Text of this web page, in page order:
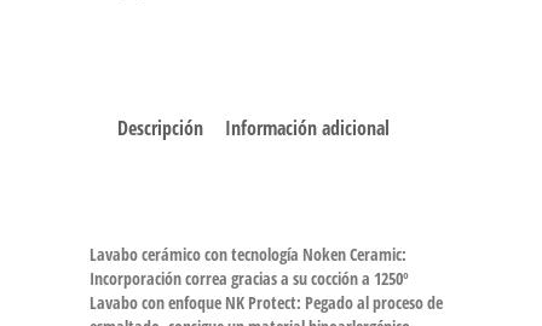
Descripción Información adicional
Lavabo cerámico con tecnología Noken Ceramic:
Incorporación correa gracias a su cocción a 1250º
Lavabo con enfoque NK Protect: Pegado al proceso de